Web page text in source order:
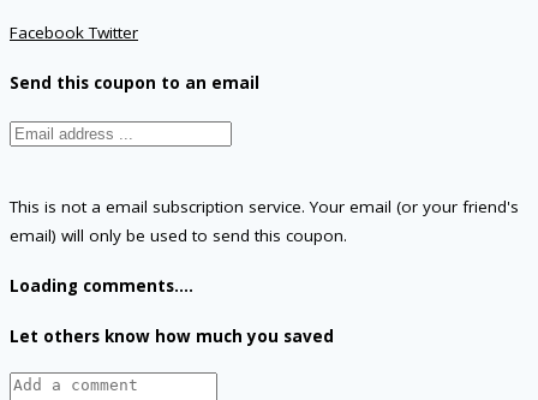
FacebookTwitter
Send this coupon to an email
This is not a email subscription service. Your email (or your friend's
email) will only be used to send this coupon.
Loading comments....
Let others know how much you saved